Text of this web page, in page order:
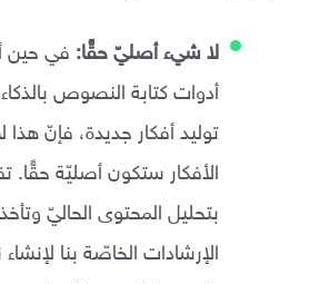
لا شيء أصليّ حقًّا: في حين
أدوات كتابة النصوص
توليد أفكار جديدة، فإنّ
الأفكار ستكون أصليّة حقًّا.
بتحليل المحتوى الحاليّ
الإرشادات الخاصّة بنا